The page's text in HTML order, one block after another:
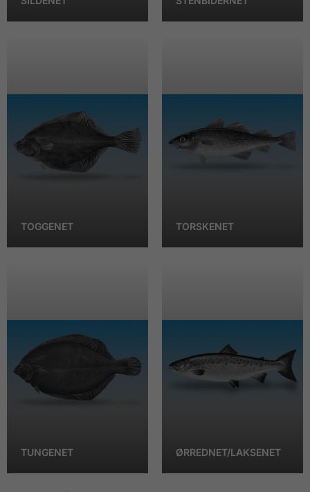
TOGGENET TORSKENET
TUNGENET ØRREDNET/LAKSENET